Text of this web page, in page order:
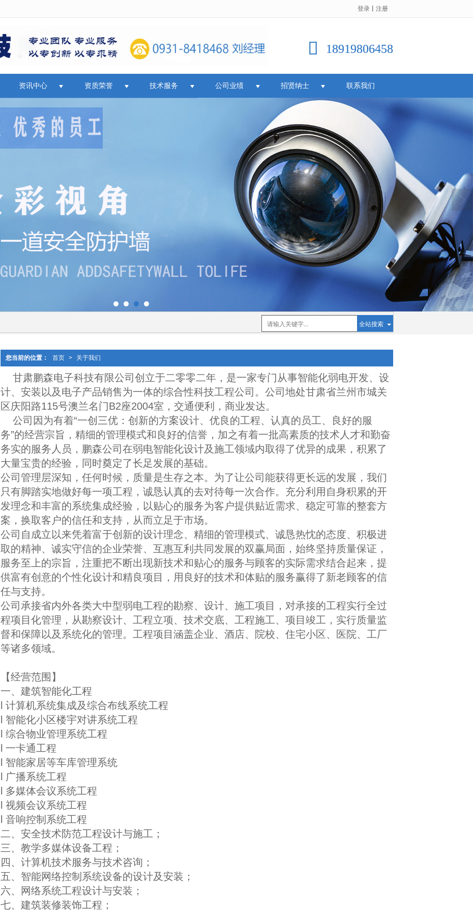
登录 注册
18919806458
资讯中心 资质荣誉 技术服务 公司业绩 招贤纳士 联系我们
全站搜索
您当前的位置： 首页 > 关于我们
甘肃鹏森电子科技有限公司创立于二零零二年，是一家专门从事智能化弱电开发、设
计、安装以及电子产品销售为一体的综合性科技工程公司。公司地处甘肃省兰州市城关
区庆阳路115号澳兰名门B2座2004室，交通便利，商业发达。
公司因为有着“一创三优：创新的方案设计、优良的工程、认真的员工、良好的服
务”的经营宗旨，精细的管理模式和良好的信誉，加之有着一批高素质的技术人才和勤奋
务实的服务人员，鹏森公司在弱电智能化设计及施工领域内取得了优异的成果，积累了
大量宝贵的经验，同时奠定了长足发展的基础。
公司管理层深知，任何时候，质量是生存之本。为了让公司能获得更长远的发展，我们
只有脚踏实地做好每一项工程，诚恳认真的去对待每一次合作。充分利用自身积累的开
发理念和丰富的系统集成经验，以贴心的服务为客户提供贴近需求、稳定可靠的整套方
案，换取客户的信任和支持，从而立足于市场。
公司自成立以来凭着富于创新的设计理念、精细的管理模式、诚恳热忱的态度、积极进
取的精神、诚实守信的企业荣誉、互惠互利共同发展的双赢局面，始终坚持质量保证，
服务至上的宗旨，注重把不断出现新技术和贴心的服务与顾客的实际需求结合起来，提
供富有创意的个性化设计和精良项目，用良好的技术和体贴的服务赢得了新老顾客的信
任与支持。
公司承接省内外各类大中型弱电工程的勘察、设计、施工项目，对承接的工程实行全过
程项目化管理，从勘察设计、工程立项、技术交底、工程施工、项目竣工，实行质量监
督和保障以及系统化的管理。工程项目涵盖企业、酒店、院校、住宅小区、医院、工厂
等诸多领域。
【经营范围】
一、建筑智能化工程
l 计算机系统集成及综合布线系统工程
l 智能化小区楼宇对讲系统工程
l 综合物业管理系统工程
l 一卡通工程
l 智能家居等车库管理系统
l 广播系统工程
l 多媒体会议系统工程
l 视频会议系统工程
l 音响控制系统工程
二、安全技术防范工程设计与施工；
三、教学多媒体设备工程；
四、计算机技术服务与技术咨询；
五、智能网络控制系统设备的设计及安装；
六、网络系统工程设计与安装；
七、建筑装修装饰工程；